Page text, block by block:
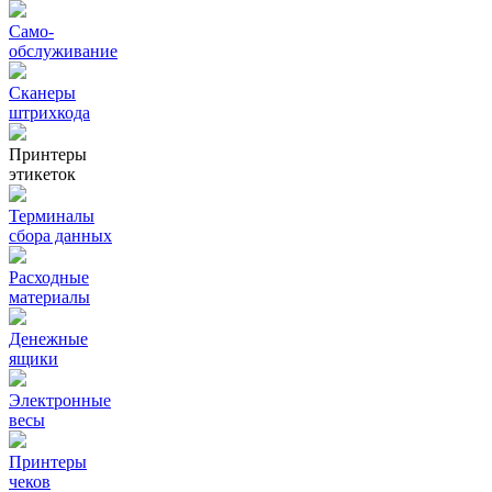
Само-
обслуживание
Сканеры
штрихкода
Принтеры
этикеток
Терминалы
сбора данных
Расходные
материалы
Денежные
ящики
Электронные
весы
Принтеры
чеков